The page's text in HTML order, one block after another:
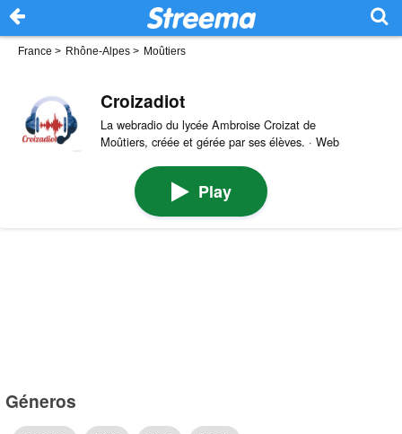
France > Rhône-Alpes > Moûtiers
Croizadiot
La webradio du lycée Ambroise Croizat de
Moûtiers, créée et gérée par ses élèves. · Web
Play
Géneros